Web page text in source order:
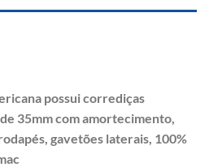
possui corrediças
35mm com amortecimento,
gavetões laterais, 100%